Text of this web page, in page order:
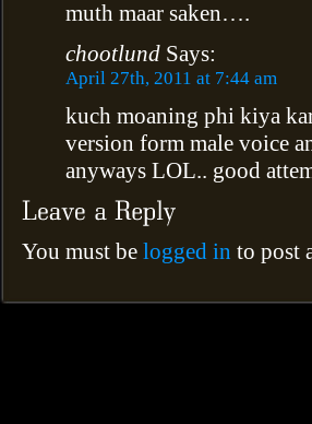
muth maar saken….
chootlund Says:
April 27th, 2011 at 7:44 am
kuch moaning phi kiya
version form male voice
anyways LOL.. good
You must be logged in to post